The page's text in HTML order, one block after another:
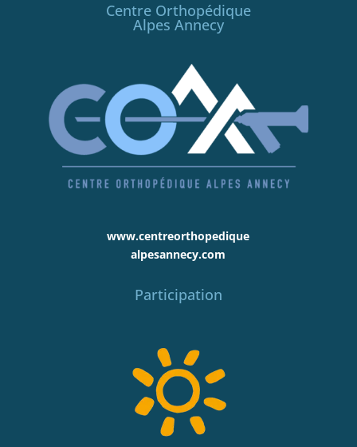
Centre Orthopédique
Alpes Annecy
www.centreorthopedique
alpesannecy.com
Participation